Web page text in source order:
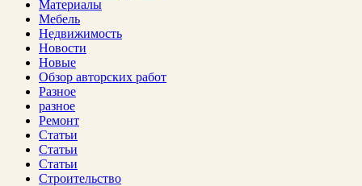
Материалы
Мебель
Недвижимость
Новости
Новые
Обзор авторских работ
Разное
разное
Ремонт
Статьи
Статьи
Статьи
Строительство